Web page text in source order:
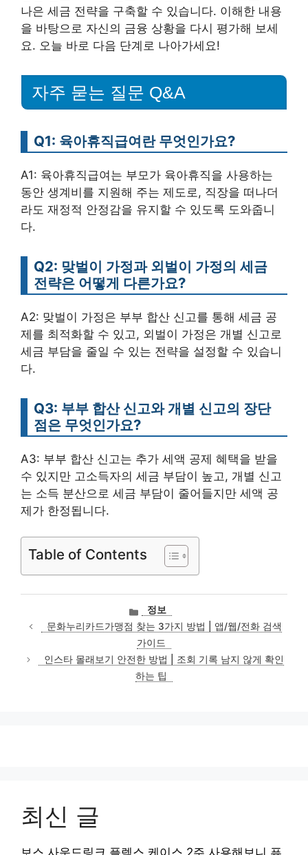
나은 세금 전략을 구축할 수 있습니다. 이해한 내용
을 바탕으로 자신의 금융 상황을 다시 평가해 보세
요. 오늘 바로 다음 단계로 나아가세요!
자주 묻는 질문 Q&A
Q1: 육아휴직급여란 무엇인가요?
A1: 육아휴직급여는 부모가 육아휴직을 사용하는
동안 생계비를 지원해 주는 제도로, 직장을 떠나더
라도 재정적 안정감을 유지할 수 있도록 도와줍니
다.
Q2: 맞벌이 가정과 외벌이 가정의 세금
전략은 어떻게 다른가요?
A2: 맞벌이 가정은 부부 합산 신고를 통해 세금 공
제를 최적화할 수 있고, 외벌이 가정은 개별 신고로
세금 부담을 줄일 수 있는 전략을 설정할 수 있습니
다.
Q3: 부부 합산 신고와 개별 신고의 장단
점은 무엇인가요?
A3: 부부 합산 신고는 추가 세액 공제 혜택을 받을
수 있지만 고소득자의 세금 부담이 높고, 개별 신고
는 소득 분산으로 세금 부담이 줄어들지만 세액 공
제가 한정됩니다.
Table of Contents
카
테
고
리
정보
문화누리카드가맹점 찾는 3가지 방법 | 앱/웹/전화 검색
가이드
인스타 몰래보기 안전한 방법 | 조회 기록 남지 않게 확인
하는 팁
최신 글